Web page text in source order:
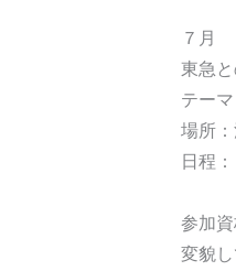
７月
東急
テー
場所
日程
７
参加
変貌